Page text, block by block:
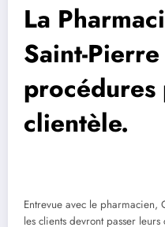
La
Saint-
procédures
clientèle.
Entrevue avec le
les clients devront passer